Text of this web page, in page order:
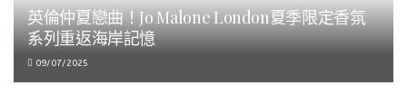
英倫仲夏戀曲！Jo Malone London夏季限定香氛
系列重返海岸記憶
09/07/2025